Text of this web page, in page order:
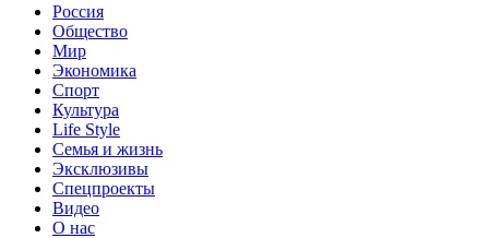
Россия
Общество
Мир
Экономика
Спорт
Культура
Life Style
Семья и жизнь
Эксклюзивы
Спецпроекты
Видео
О нас